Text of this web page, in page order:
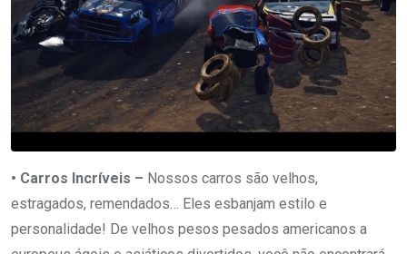
• Carros Incríveis – Nossos carros são velhos,
estragados, remendados… Eles esbanjam estilo e
personalidade! De velhos pesos pesados ​​americanos a